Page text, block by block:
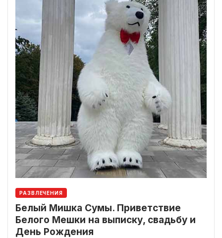
РАЗВЛЕЧЕНИЯ
Белый Мишка Сумы. Приветствие
Белого Мешки на выписку, свадьбу и
День Рождения